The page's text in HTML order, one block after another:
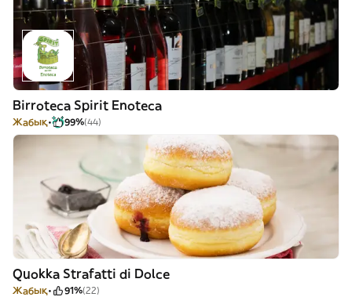
Birroteca Spirit Enoteca
Жабық 99%(44)
Quokka Strafatti di Dolce
Жабық 91%(22)